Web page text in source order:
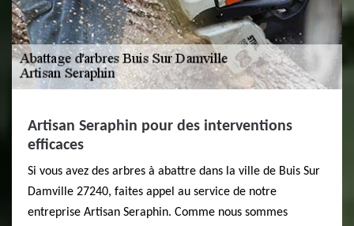
Artisan Seraphin pour des interventions
efficaces
Si vous avez des arbres à abattre dans la ville de Buis Sur
Damville 27240, faites appel au service de notre
entreprise Artisan Seraphin. Comme nous sommes